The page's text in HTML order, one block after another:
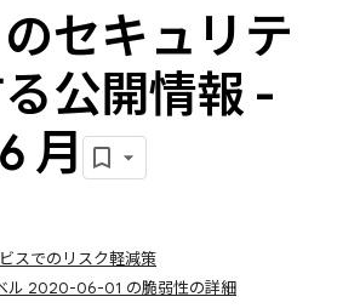
セキュリテ
公開情報 -
月
スでのリスク軽減策
ル 2020-06-01 の脆弱性の詳細